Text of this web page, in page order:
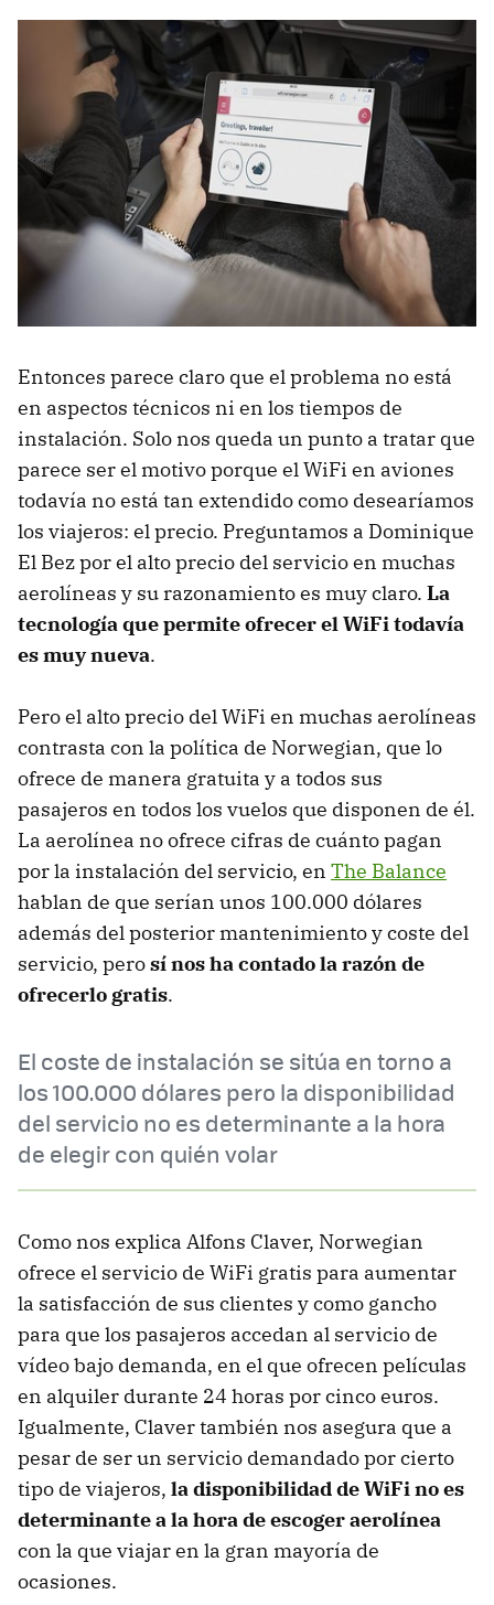
Entonces parece claro que el problema no está
en aspectos técnicos ni en los tiempos de
instalación. Solo nos queda un punto a tratar que
parece ser el motivo porque el WiFi en aviones
todavía no está tan extendido como desearíamos
los viajeros: el precio. Preguntamos a Dominique
El Bez por el alto precio del servicio en muchas
aerolíneas y su razonamiento es muy claro. La
tecnología que permite ofrecer el WiFi todavía
es muy nueva.
Pero el alto precio del WiFi en muchas aerolíneas
contrasta con la política de Norwegian, que lo
ofrece de manera gratuita y a todos sus
pasajeros en todos los vuelos que disponen de él.
La aerolínea no ofrece cifras de cuánto pagan
por la instalación del servicio, en The Balance
hablan de que serían unos 100.000 dólares
además del posterior mantenimiento y coste del
servicio, perosí nos ha contado la razón de
ofrecerlo gratis.
El coste de instalación se sitúa en torno a
los 100.000 dólares pero la disponibilidad
del servicio no es determinante a la hora
de elegir con quién volar
Como nos explica Alfons Claver, Norwegian
ofrece el servicio de WiFi gratis para aumentar
la satisfacción de sus clientes y como gancho
para que los pasajeros accedan al servicio de
vídeo bajo demanda, en el que ofrecen películas
en alquiler durante 24 horas por cinco euros.
Igualmente, Claver también nos asegura que a
pesar de ser un servicio demandado por cierto
tipo de viajeros, la disponibilidad de WiFi no es
determinante a la hora de escoger aerolínea
con la que viajar en la gran mayoría de
ocasiones.